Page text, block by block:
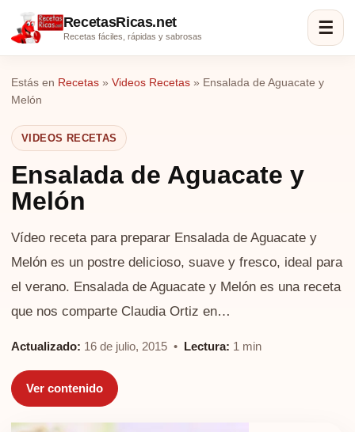
RecetasRicas.net
Recetas fáciles, rápidas y sabrosas ☰
Estás en Recetas » Videos Recetas » Ensalada de Aguacate y
Melón
VIDEOS RECETAS
Ensalada de Aguacate y
Melón
Vídeo receta para preparar Ensalada de Aguacate y
Melón es un postre delicioso, suave y fresco, ideal para
el verano. Ensalada de Aguacate y Melón es una receta
que nos comparte Claudia Ortiz en…
Actualizado: 16 de julio, 2015 • Lectura: 1 min
Ver contenido